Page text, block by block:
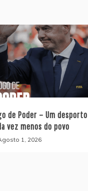
de Poder – Um desporto
vez menos do povo
1, 2026